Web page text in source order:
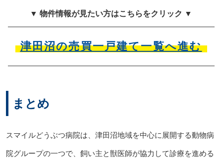
▼ 物件情報が見たい方はこちらをクリック ▼
津田沼の売買一戸建て一覧へ進む
まとめ
スマイルどうぶつ病院は、津田沼地域を中心に展開する動物病
院グループの一つで、飼い主と獣医師が協力して診療を進める